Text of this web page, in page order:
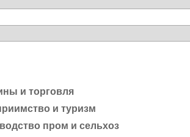
и торговля
и туризм
пром и сельхоз